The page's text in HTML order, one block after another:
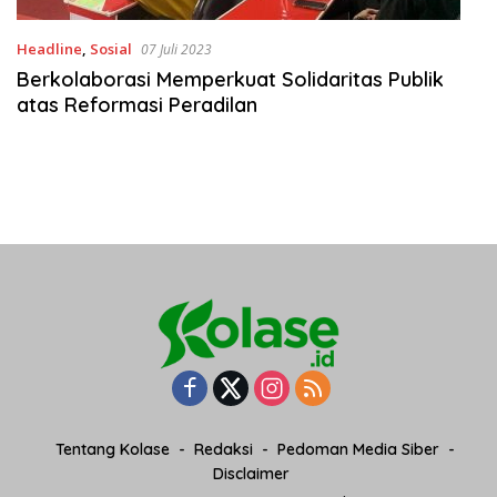
Headline, Sosial 07 Juli 2023
Berkolaborasi Memperkuat Solidaritas Publik
atas Reformasi Peradilan
Tentang Kolase Redaksi
Pedoman Media Siber
Disclaimer